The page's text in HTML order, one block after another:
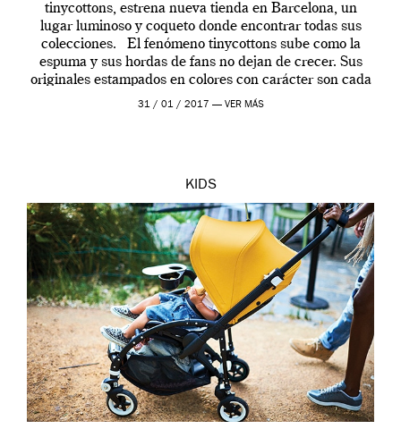
tinycottons, estrena nueva tienda en Barcelona, un
lugar luminoso y coqueto donde encontrar todas sus
colecciones. El fenómeno tinycottons sube como la
espuma y sus hordas de fans no dejan de crecer. Sus
originales estampados en colores con carácter son cada
vez más populares en parques y […]
31 / 01 / 2017 — VER MÁS
KIDS